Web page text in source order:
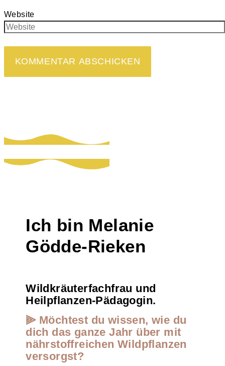
Website
Ich bin Melanie
Gödde-Rieken
Wildkräuterfachfrau und
Heilpflanzen-Pädagogin.
⫸ Möchtest du wissen, wie du
dich das ganze Jahr über mit
nährstoffreichen Wildpflanzen
versorgst?